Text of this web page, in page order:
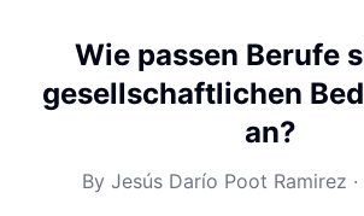
Wie passen Berufe
gesellschaftlichen
an?
By Jesús Darío Poot Ramirez ·